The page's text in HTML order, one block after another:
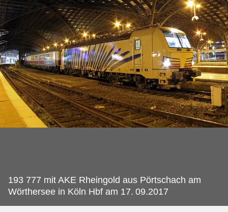
193 777 mit AKE Rheingold aus Pörtschach am
Wörthersee in Köln Hbf am 17. 09.2017